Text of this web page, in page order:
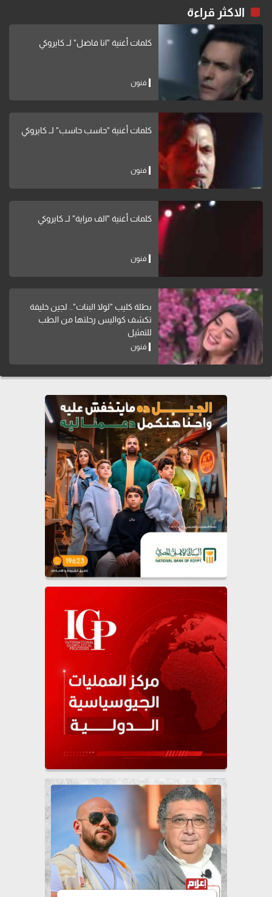
الاكثر قراءة
كلمات أغنية "انا فاضل" لــ كايروكي
فنون
كلمات أغنية "حاسب حاسب" لــ كايروكي
فنون
كلمات أغنية "الف مراية" لــ كايروكي
فنون
بطلة كليب "لولا البنات".. لجين خليفة
تكشف كواليس رحلتها من الطب
للتمثيل
فنون